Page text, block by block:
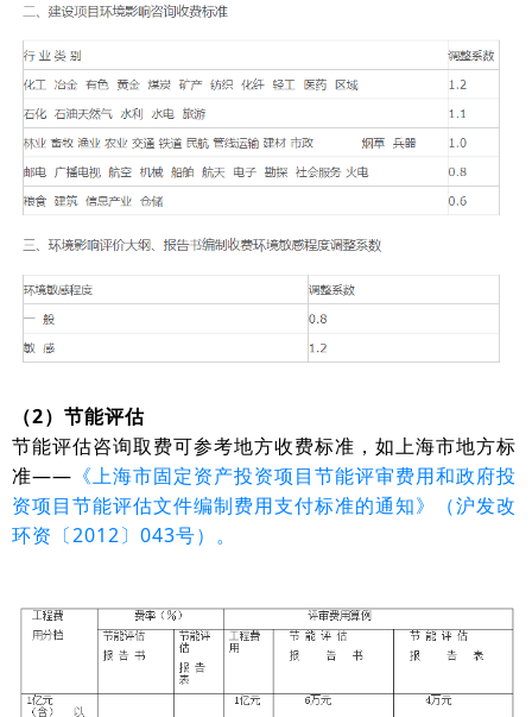
（2）节能评估
节能评估咨询取费可参考地方收费标准，如上海市地方标
准—— 《上海市固定资产投资项目节能评审费用和政府投
资项目节能评估文件编制费用支付标准的通知》（沪发改
环资〔2012〕043号）。